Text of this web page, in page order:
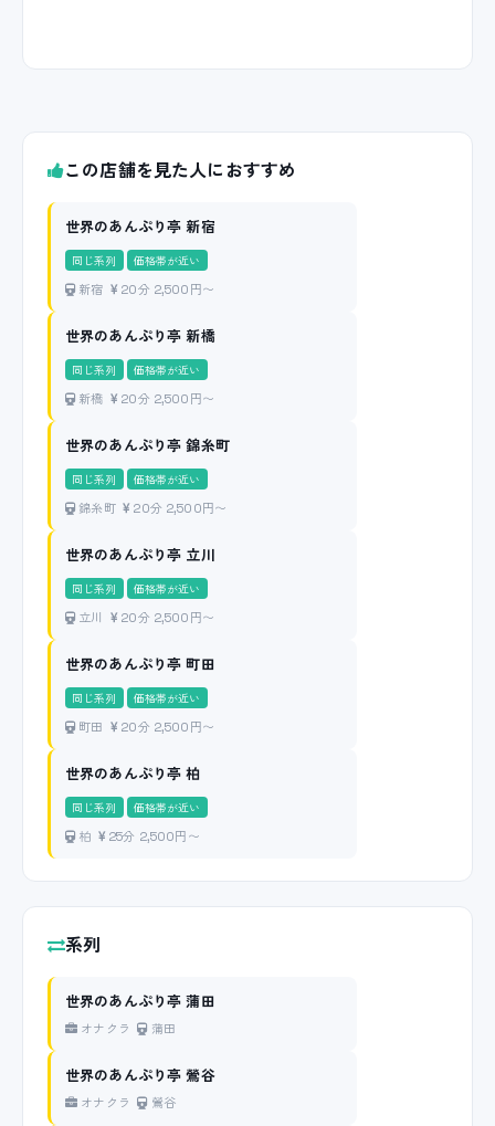
この店舗を見た人におすすめ
世界のあんぷり亭 新宿
同じ系列 価格帯が近い
新宿 20分 2,500円〜
世界のあんぷり亭 新橋
同じ系列 価格帯が近い
新橋 20分 2,500円〜
世界のあんぷり亭 錦糸町
同じ系列 価格帯が近い
錦糸町 20分 2,500円〜
世界のあんぷり亭 立川
同じ系列 価格帯が近い
立川 20分 2,500円〜
世界のあんぷり亭 町田
同じ系列 価格帯が近い
町田 20分 2,500円〜
世界のあんぷり亭 柏
同じ系列 価格帯が近い
柏 25分 2,500円〜
系列
世界のあんぷり亭 蒲田
オナクラ 蒲田
世界のあんぷり亭 鶯谷
オナクラ 鶯谷